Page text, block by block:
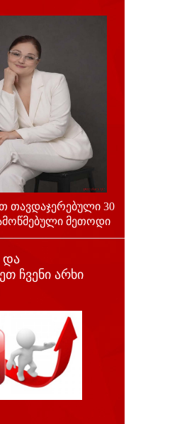
თავდაჯერებული 30
მეთოდი
და
ჩვენი არხი